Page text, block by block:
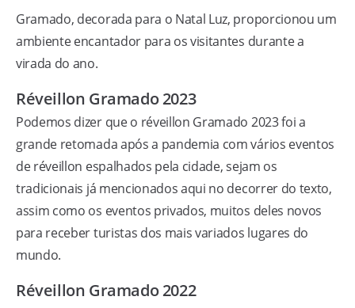
Gramado, decorada para o Natal Luz, proporcionou um
ambiente encantador para os visitantes durante a
virada do ano.
Réveillon Gramado 2023
Podemos dizer que o réveillon Gramado 2023 foi a
grande retomada após a pandemia com vários eventos
de réveillon espalhados pela cidade, sejam os
tradicionais já mencionados aqui no decorrer do texto,
assim como os eventos privados, muitos deles novos
para receber turistas dos mais variados lugares do
mundo.
Réveillon Gramado 2022